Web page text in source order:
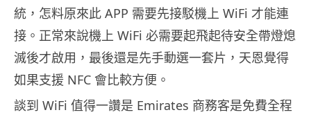
統，怎料原來此 APP 需要先接駁機上 WiFi 才能連
接。正常來說機上 WiFi 必需要起飛起待安全帶燈熄
滅後才啟用，最後還是先手動選一套片，天恩覺得
如果支援 NFC 會比較方便。
談到 WiFi 值得一讚是 Emirates 商務客是免費全程